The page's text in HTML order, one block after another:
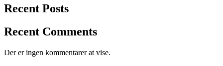
Recent Posts
Recent Comments
Der er ingen kommentarer at vise.